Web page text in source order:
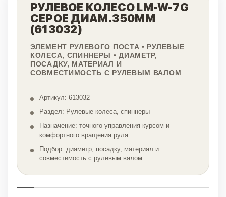
РУЛЕВОЕ КОЛЕСО LM-W-7G
СЕРОЕ ДИАМ.350ММ
(613032)
ЭЛЕМЕНТ РУЛЕВОГО ПОСТА • РУЛЕВЫЕ
КОЛЕСА, СПИННЕРЫ • ДИАМЕТР,
ПОСАДКУ, МАТЕРИАЛ И
СОВМЕСТИМОСТЬ С РУЛЕВЫМ ВАЛОМ
Артикул: 613032
Раздел: Рулевые колеса, спиннеры
Назначение: точного управления курсом и
комфортного вращения руля
Подбор: диаметр, посадку, материал и
совместимость с рулевым валом